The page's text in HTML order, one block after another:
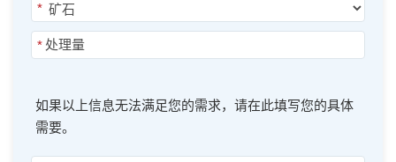
*
*
如果以上信息无法满足您的需求，请在此填写您的具体
需要。